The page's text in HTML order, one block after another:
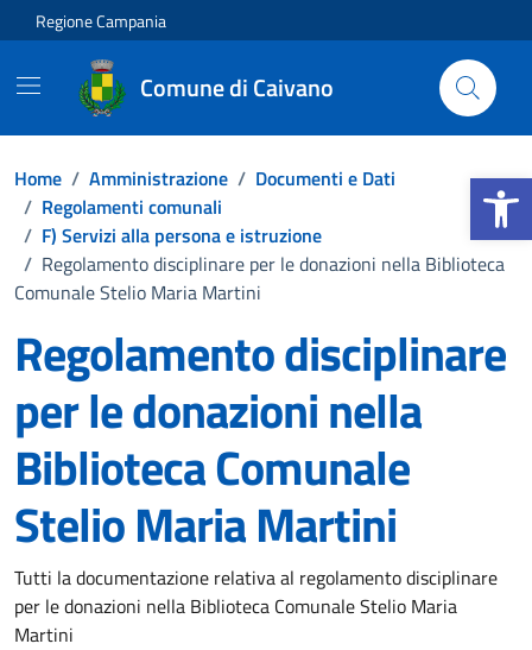
Apri la
Vai ai contenuti
Vai al footer
Regione Campania
Comune di Caivano
Home / Amministrazione / Documenti e Dati
/ Regolamenti comunali
/ F) Servizi alla persona e istruzione
/ Regolamento disciplinare per le donazioni nella Biblioteca
Comunale Stelio Maria Martini
Regolamento disciplinare
per le donazioni nella
Biblioteca Comunale
Stelio Maria Martini
Dettagli del documento
Tutti la documentazione relativa al regolamento disciplinare
per le donazioni nella Biblioteca Comunale Stelio Maria
Martini